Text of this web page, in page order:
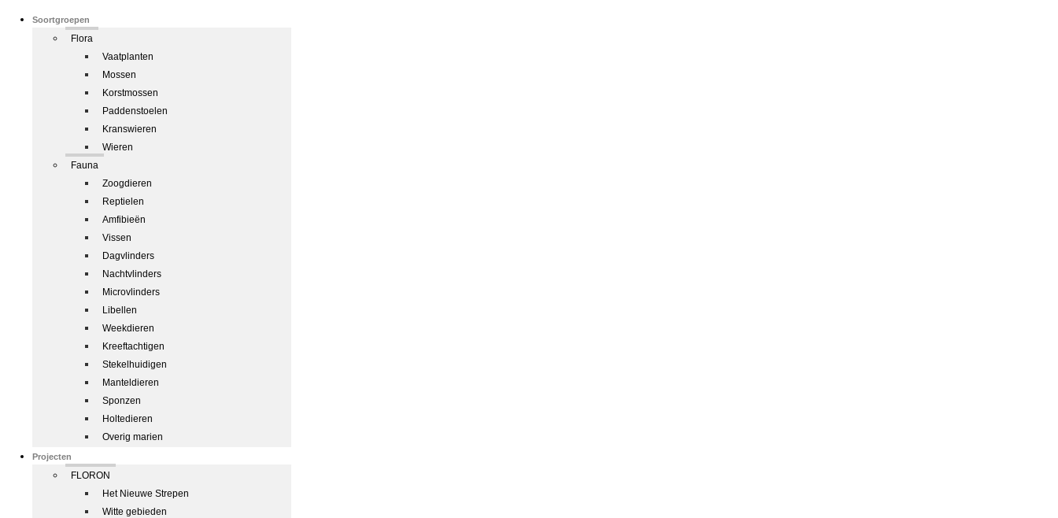
Soortgroepen
Flora
Vaatplanten
Mossen
Korstmossen
Paddenstoelen
Kranswieren
Wieren
Fauna
Zoogdieren
Reptielen
Amfibieën
Vissen
Dagvlinders
Nachtvlinders
Microvlinders
Libellen
Weekdieren
Kreeftachtigen
Stekelhuidigen
Manteldieren
Sponzen
Holtedieren
Overig marien
Projecten
FLORON
Het Nieuwe Strepen
Witte gebieden